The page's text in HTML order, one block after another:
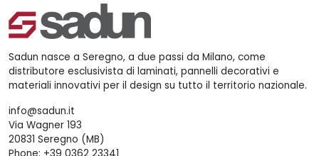
Sadun nasce a Seregno, a due passi da Milano, come
distributore esclusivista di laminati, pannelli decorativi e
materiali innovativi per il design su tutto il territorio nazionale.
info@sadun.it
Via Wagner 193
20831 Seregno (MB)